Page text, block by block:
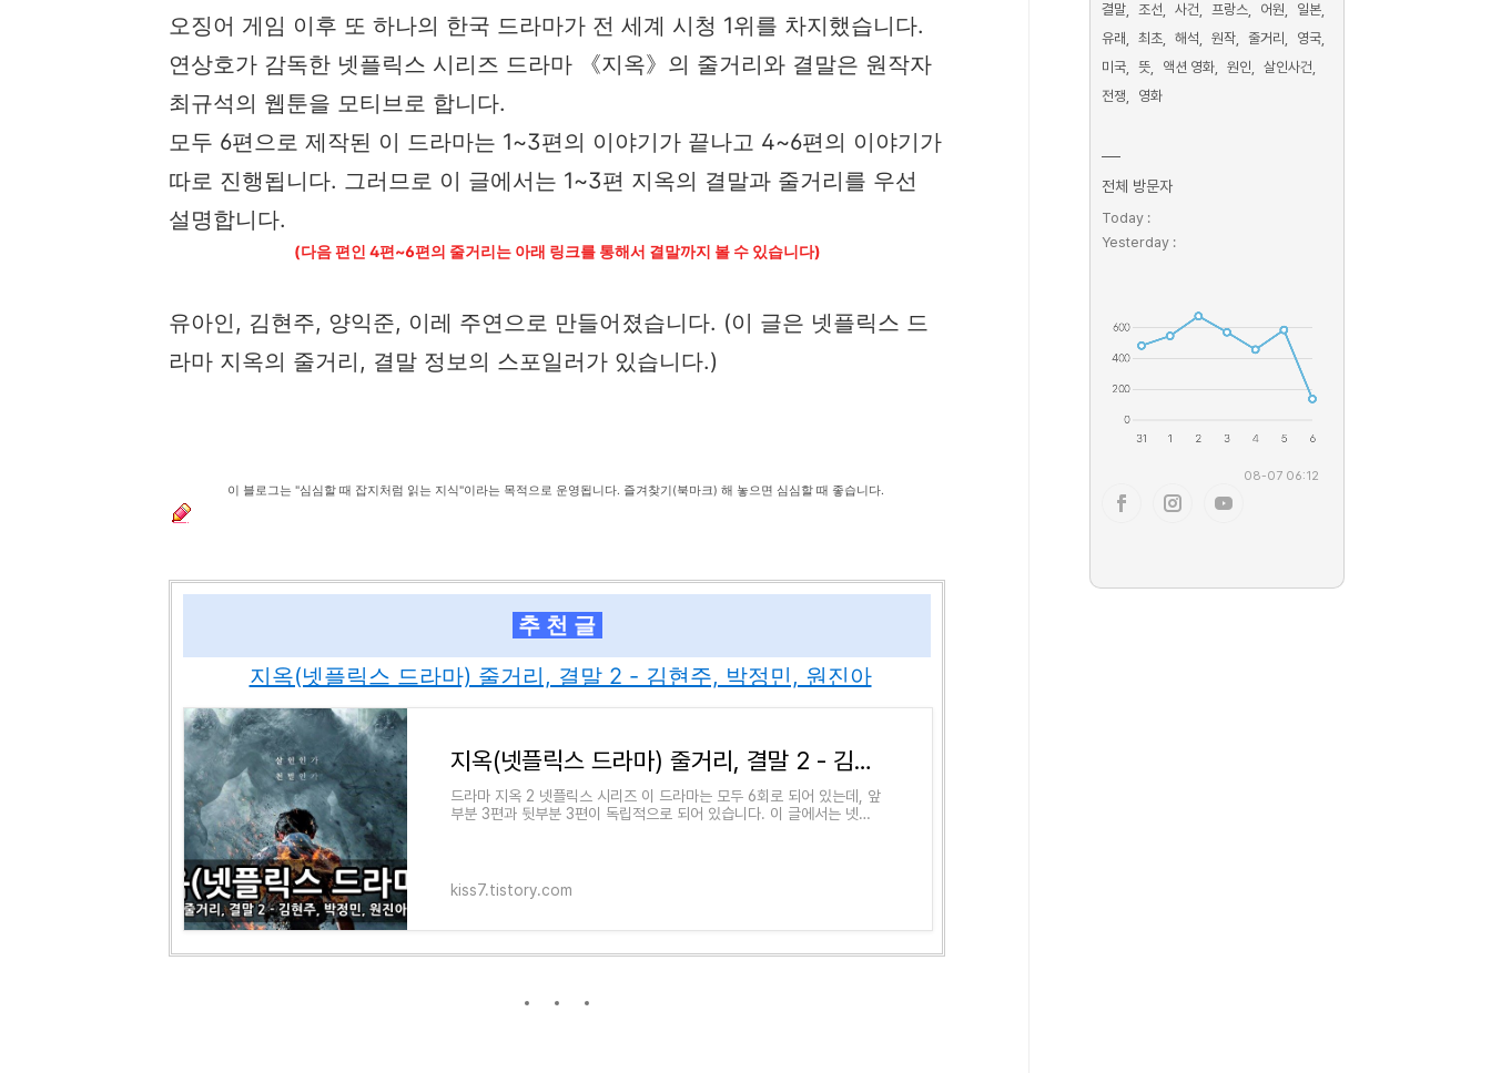
오징어 게임 이후 또 하나의 한국 드라마가 전 세계 시청 1위를 차지했습니다.
연상호가 감독한 넷플릭스 시리즈 드라마 《지옥》의 줄거리와 결말은 원작자
최규석의 웹툰을 모티브로 합니다.
모두 6편으로 제작된 이 드라마는 1~3편의 이야기가 끝나고 4~6편의 이야기가
따로 진행됩니다. 그러므로 이 글에서는 1~3편 지옥의 결말과 줄거리를 우선
설명합니다.
(다음 편인 4편~6편의 줄거리는 아래 링크를 통해서 결말까지 볼 수 있습니다)
유아인, 김현주, 양익준, 이레 주연으로 만들어졌습니다. (이 글은 넷플릭스 드
라마 지옥의 줄거리, 결말 정보의 스포일러가 있습니다.)
이 블로그는 "심심할 때 잡지처럼 읽는 지식"이라는 목적으로 운영됩니다. 즐겨찾기(북마크) 해 놓으면 심심할 때 좋습니다.
추 천 글
지옥(넷플릭스 드라마) 줄거리, 결말 2 - 김현주, 박정민, 원진아
지옥(넷플릭스 드라마) 줄거리, 결말 2 - 김현주, 박정민, 원진아
드라마 지옥 2 넷플릭스 시리즈​ 이 드라마는 모두 6회로 되어 있는데, 앞
부분 3편과 뒷부분 3편이 독립적으로 되어 있습니다. 이 글에서는 넷플
kiss7.tistory.com
결말
조선 사건 프랑스 어원
일본
유래
최초 해석 원작 줄거리
영국
미국
뜻 액션 영화 원인
살인사건
전쟁
영화
전체 방문자
Today :
Yesterday :
08-07 06:12